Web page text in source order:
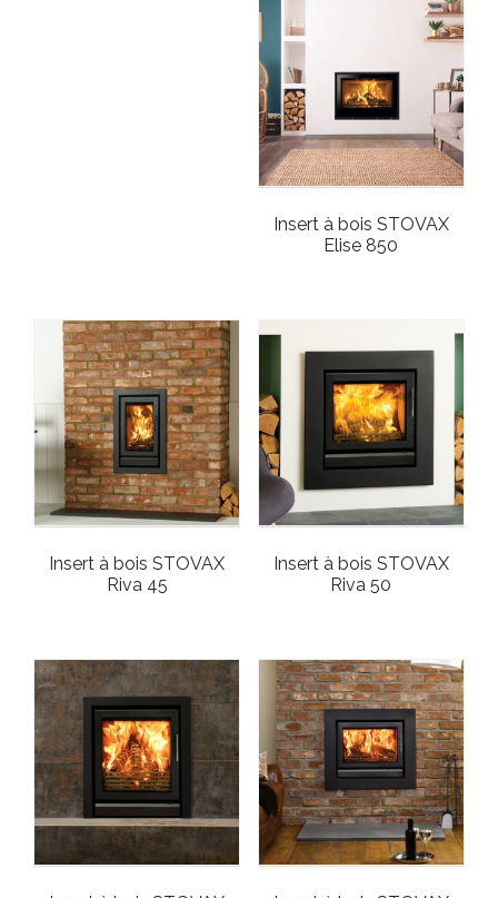
Insert à bois STOVAX
Elise 850
Insert à bois STOVAX
Riva 45
Insert à bois STOVAX
Riva 50